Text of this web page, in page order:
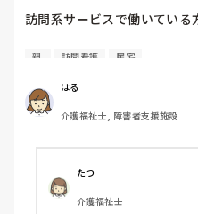
訪問系サービスで働いている
在宅介護を受けてる方で、髪
た等も）ケースはありますか？
要介護4の母が髪を染めたい
美容が近くで利用できると
てあげようと検討しています
ベッド上は難しいかと思う
上で髪を染めることは可能で
親 訪問看護 居宅
はる
介護福祉士, 障害者支援施設
たつ
介護福祉士